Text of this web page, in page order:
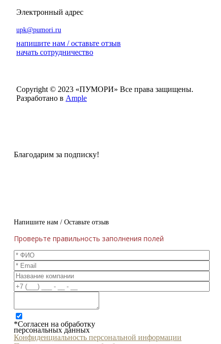
Электронный адрес
upk@pumori.ru
напишите нам / оставьте отзыв
начать сотрудничество
Copyright © 2023 «ПУМОРИ» Все права защищены.
Разработано в Ample
Благодарим за подписку!
Напишите нам / Оставьте отзыв
Проверьте правильность заполнения полей
*Согласен на обработку
персональных данных
Конфиденциальность персональной информации